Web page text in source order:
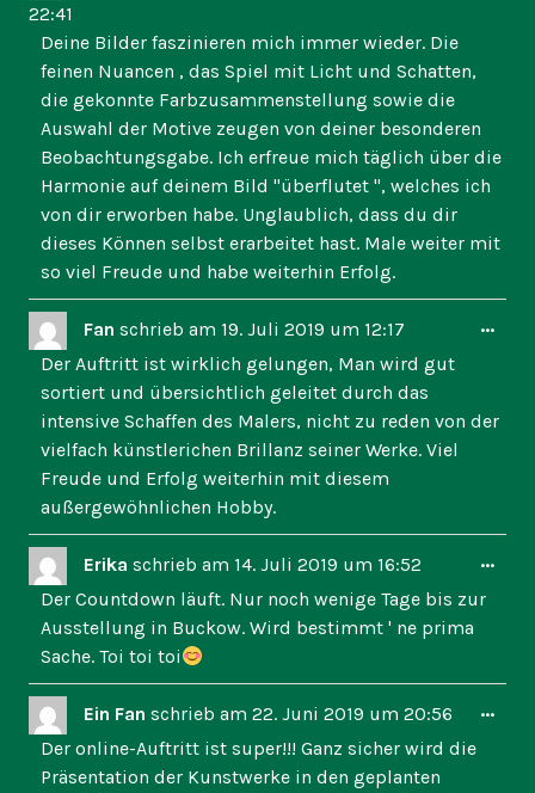
22:41
Deine Bilder faszinieren mich immer wieder. Die
feinen Nuancen , das Spiel mit Licht und Schatten,
die gekonnte Farbzusammenstellung sowie die
Auswahl der Motive zeugen von deiner besonderen
Beobachtungsgabe. Ich erfreue mich täglich über die
Harmonie auf deinem Bild "überflutet ", welches ich
von dir erworben habe. Unglaublich, dass du dir
dieses Können selbst erarbeitet hast. Male weiter mit
so viel Freude und habe weiterhin Erfolg.
Fan schrieb am 19. Juli 2019 um 12:17
Der Auftritt ist wirklich gelungen, Man wird gut
sortiert und übersichtlich geleitet durch das
intensive Schaffen des Malers, nicht zu reden von der
vielfach künstlerichen Brillanz seiner Werke. Viel
Freude und Erfolg weiterhin mit diesem
außergewöhnlichen Hobby.
...
Erika schrieb am 14. Juli 2019 um 16:52
Der Countdown läuft. Nur noch wenige Tage bis zur
Ausstellung in Buckow. Wird bestimmt ' ne prima
Sache. Toi toi toi
...
Ein Fan schrieb am 22. Juni 2019 um 20:56
Der online-Auftritt ist super!!! Ganz sicher wird die
Präsentation der Kunstwerke in den geplanten
...